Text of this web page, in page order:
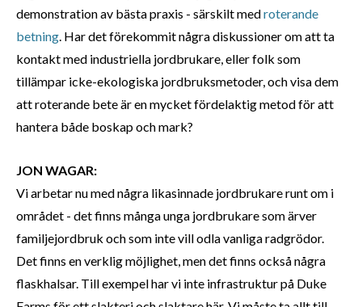
demonstration av bästa praxis - särskilt medroterande
betning. Har det förekommit några diskussioner om att ta
kontakt med industriella jordbrukare, eller folk som
tillämpar icke-ekologiska jordbruksmetoder, och visa dem
att roterande bete är en mycket fördelaktig metod för att
hantera både boskap och mark?
JON WAGAR:
Vi arbetar nu med några likasinnade jordbrukare runt om i
området - det finns många unga jordbrukare som ärver
familjejordbruk och som inte vill odla vanliga radgrödor.
Det finns en verklig möjlighet, men det finns också några
flaskhalsar. Till exempel har vi inte infrastruktur på Duke